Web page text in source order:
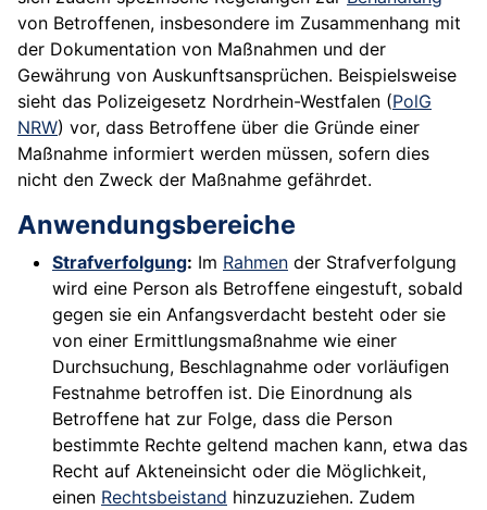
von Betroffenen, insbesondere im Zusammenhang mit
der Dokumentation von Maßnahmen und der
Gewährung von Auskunftsansprüchen. Beispielsweise
sieht das Polizeigesetz Nordrhein-Westfalen (PolG
NRW) vor, dass Betroffene über die Gründe einer
Maßnahme informiert werden müssen, sofern dies
nicht den Zweck der Maßnahme gefährdet.
Anwendungsbereiche
Strafverfolgung: Im Rahmen der Strafverfolgung
wird eine Person als Betroffene eingestuft, sobald
gegen sie ein Anfangsverdacht besteht oder sie
von einer Ermittlungsmaßnahme wie einer
Durchsuchung, Beschlagnahme oder vorläufigen
Festnahme betroffen ist. Die Einordnung als
Betroffene hat zur Folge, dass die Person
bestimmte Rechte geltend machen kann, etwa das
Recht auf Akteneinsicht oder die Möglichkeit,
einen Rechtsbeistand hinzuzuziehen. Zudem